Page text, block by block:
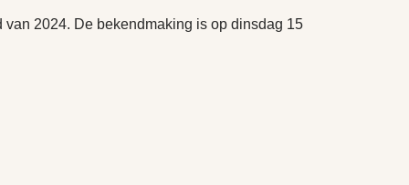
van 2024. De bekendmaking is op dinsdag 15